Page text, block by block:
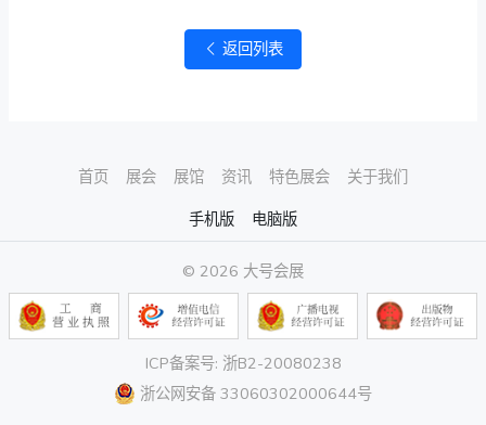
返回列表
首页 展会 展馆 资讯 特色展会
关于我们
手机版
电脑版
© 2026 大号会展
ICP备案号: 浙B2-20080238
浙公网安备 33060302000644号